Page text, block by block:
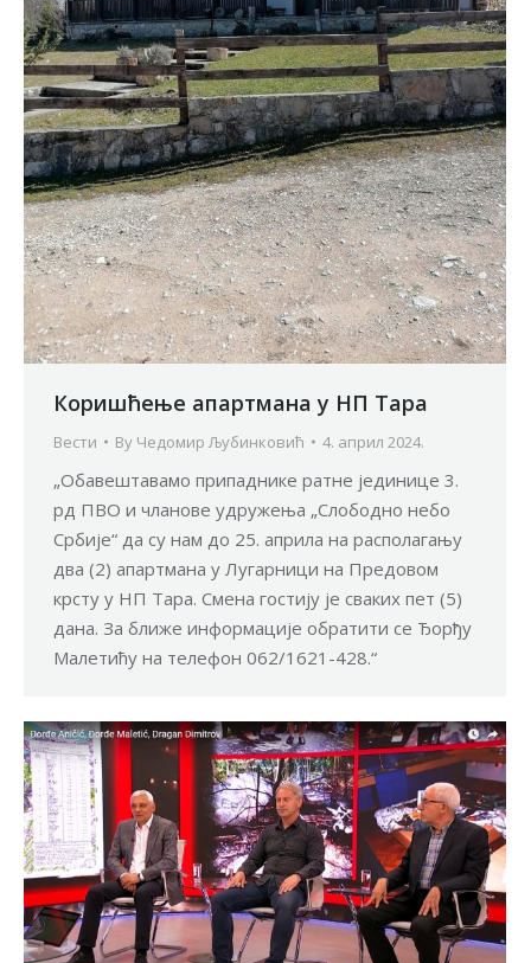
Коришћење апартмана у НП Тара
Вести By Чедомир Љубинковић 4. април 2024.
„Обавештавамо припаднике ратне јединице 3.
рд ПВО и чланове удружења „Слободно небо
Србије“ да су нам до 25. априла на располагању
два (2) апартмана у Лугарници на Предовом
крсту у НП Тара. Смена гостију је сваких пет (5)
дана. За ближе информације обратити се Ђорђу
Малетићу на телефон 062/1621-428.“